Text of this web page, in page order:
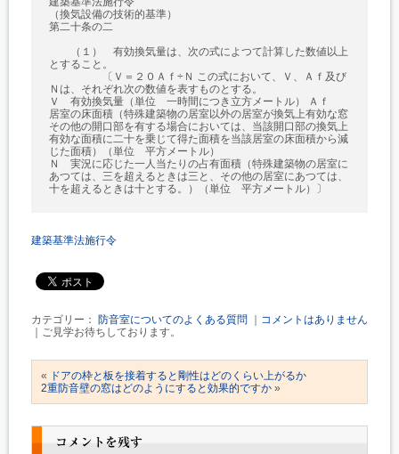
（換気設備の技術的基準）
第二十条の二
（１） 有効換気量は、次の式によつて計算した数値以上
とすること。
〔Ｖ＝２０Ａｆ÷Ｎ この式において、Ｖ、Ａｆ及び
Ｎは、それぞれ次の数値を表すものとする。
Ｖ 有効換気量（単位 一時間につき立方メートル） Ａｆ
居室の床面積（特殊建築物の居室以外の居室が換気上有効な窓
その他の開口部を有する場合においては、当該開口部の換気上
有効な面積に二十を乗じて得た面積を当該居室の床面積から減
じた面積）（単位 平方メートル）
Ｎ 実況に応じた一人当たりの占有面積（特殊建築物の居室に
あつては、三を超えるときは三と、その他の居室にあつては、
十を超えるときは十とする。）（単位 平方メートル）〕
建築基準法施行令
カテゴリー： 防音室についてのよくある質問
コメントはありません
｜ご見学お待ちしております。
« ドアの枠と板を接着すると剛性はどのくらい上がるか
2重防音壁の窓はどのようにすると効果的ですか »
コメントを残す